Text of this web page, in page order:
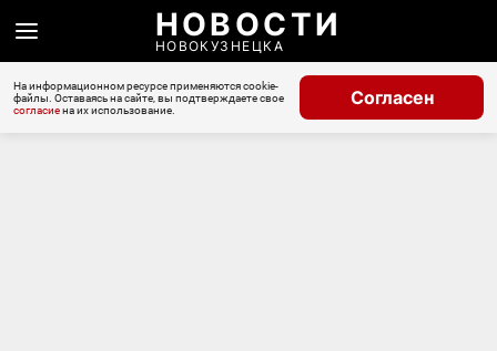
НОВОСТИ
НОВОКУЗНЕЦКА
На информационном ресурсе применяются cookie-
файлы. Оставаясь на сайте, вы подтверждаете свое
согласиена их использование.
Согласен